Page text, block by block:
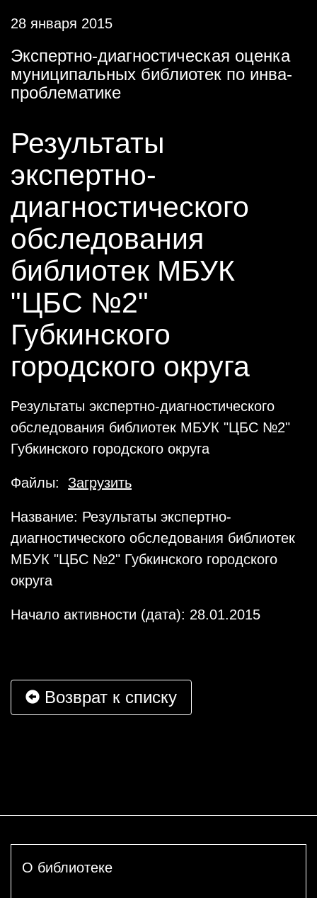
28 января 2015
Экспертно-диагностическая оценка
муниципальных библиотек по инва-
проблематике
Результаты
экспертно-
диагностического
обследования
библиотек МБУК
"ЦБС №2"
Губкинского
городского округа
Результаты экспертно-диагностического
обследования библиотек МБУК "ЦБС №2"
Губкинского городского округа
Файлы: Загрузить
Название: Результаты экспертно-
диагностического обследования библиотек
МБУК "ЦБС №2" Губкинского городского
округа
Начало активности (дата): 28.01.2015
Возврат к списку
О библиотеке